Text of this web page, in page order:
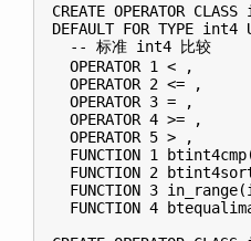
CREATE OPERATOR
DEFAULT FOR TYPE
  -- 标准 int4 比较
  OPERATOR 1 < ,
  OPERATOR 2 <= ,
  OPERATOR 3 = ,
  OPERATOR 4 >= ,
  OPERATOR 5 > ,
FUNCTION 1
FUNCTION 2
FUNCTION 3
FUNCTION 4